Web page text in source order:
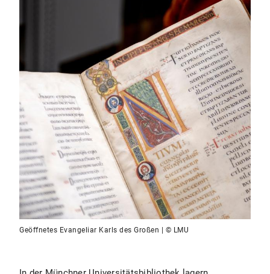
Geöffnetes Evangeliar Karls des Großen | © LMU